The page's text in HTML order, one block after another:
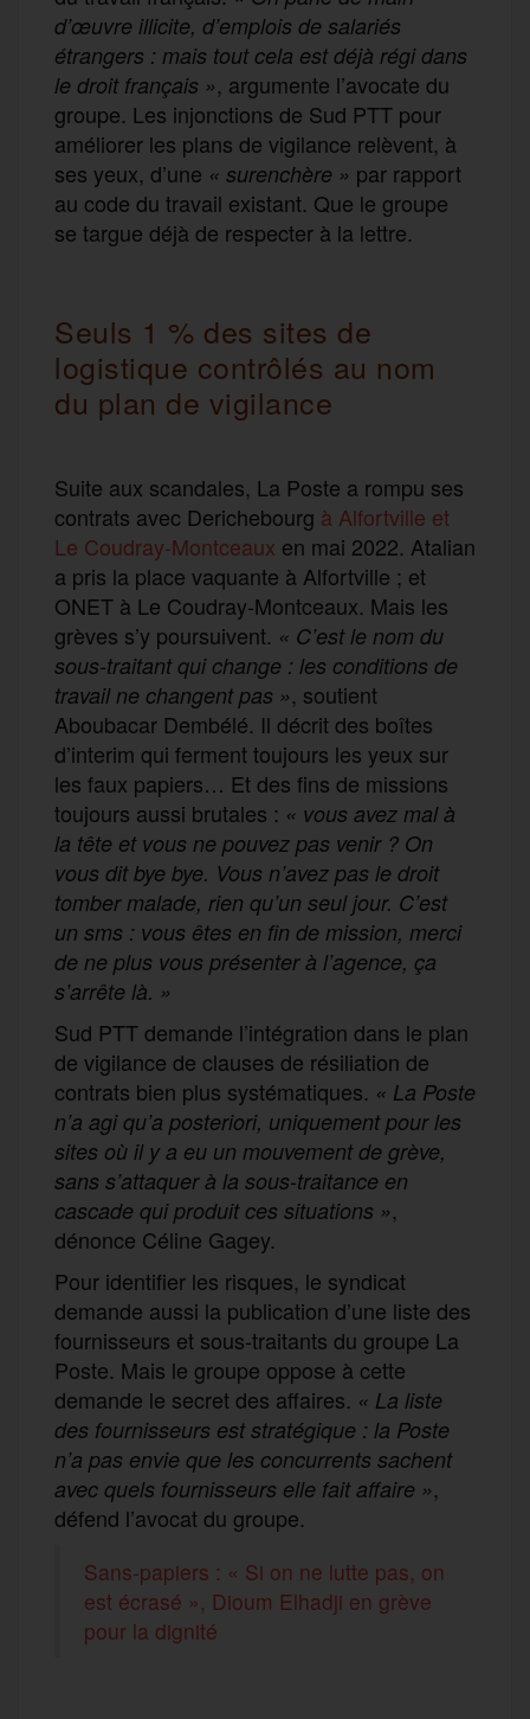
d’œuvre illicite, d’emplois de salariés
étrangers : mais tout cela est déjà régi dans
le droit français », argumente l’avocate du
groupe. Les injonctions de Sud PTT pour
améliorer les plans de vigilance relèvent, à
ses yeux, d’une « surenchère » par rapport
au code du travail existant. Que le groupe
se targue déjà de respecter à la lettre.
Seuls 1 % des sites de
logistique contrôlés au nom
du plan de vigilance
Suite aux scandales, La Poste a rompu ses
contrats avec Derichebourg à Alfortville et
Le Coudray-Montceaux en mai 2022. Atalian
a pris la place vaquante à Alfortville ; et
ONET à Le Coudray-Montceaux. Mais les
grèves s’y poursuivent. « C’est le nom du
sous-traitant qui change : les conditions de
travail ne changent pas », soutient
Aboubacar Dembélé. Il décrit des boîtes
d’interim qui ferment toujours les yeux sur
les faux papiers… Et des fins de missions
toujours aussi brutales : « vous avez mal à
la tête et vous ne pouvez pas venir ? On
vous dit bye bye. Vous n’avez pas le droit
tomber malade, rien qu’un seul jour. C’est
un sms : vous êtes en fin de mission, merci
de ne plus vous présenter à l’agence, ça
s’arrête là. »
Sud PTT demande l’intégration dans le plan
de vigilance de clauses de résiliation de
contrats bien plus systématiques. « La Poste
n’a agi qu’a posteriori, uniquement pour les
sites où il y a eu un mouvement de grève,
sans s’attaquer à la sous-traitance en
cascade qui produit ces situations »,
dénonce Céline Gagey.
Pour identifier les risques, le syndicat
demande aussi la publication d’une liste des
fournisseurs et sous-traitants du groupe La
Poste. Mais le groupe oppose à cette
demande le secret des affaires. « La liste
des fournisseurs est stratégique : la Poste
n’a pas envie que les concurrents sachent
avec quels fournisseurs elle fait affaire »,
défend l’avocat du groupe.
Sans-papiers : « Si on ne lutte pas, on
est écrasé », Dioum Elhadji en grève
pour la dignité